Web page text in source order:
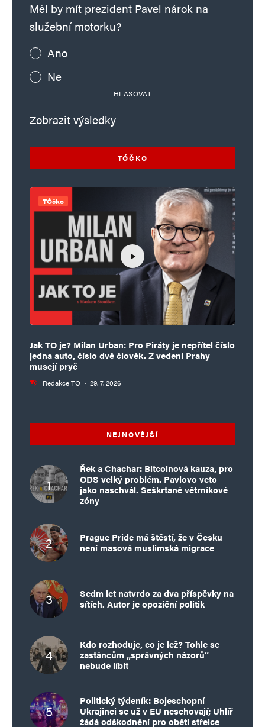
Měl by mít prezident Pavel nárok na
služební motorku?
Ano
Ne
HLASOVAT
Zobrazit výsledky
TÓČKO
TÓčko
Jak TO je? Milan Urban: Pro Piráty je nepřítel číslo
jedna auto, číslo dvě člověk. Z vedení Prahy
musejí pryč
Redakce TO · 29. 7. 2026
NEJNOVĚJŠÍ
Řek a Chachar: Bitcoinová kauza, pro
ODS velký problém. Pavlovo veto
jako naschvál. Seškrtané větrníkové
zóny
Prague Pride má štěstí, že v Česku
není masová muslimská migrace
Sedm let natvrdo za dva příspěvky na
sítích. Autor je opoziční politik
Kdo rozhoduje, co je lež? Tohle se
zastáncům „správných názorů“
nebude líbit
Politický týdeník: Bojeschopní
Ukrajinci se už v EU neschovají; Uhlíř
žádá odškodnění pro oběti střelce